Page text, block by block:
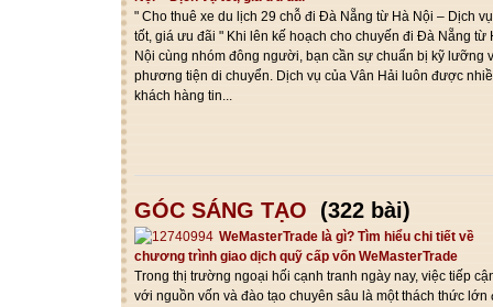
" Cho thuê xe du lịch 29 chỗ đi Đà Nẵng từ Hà Nội – Dịch vụ
tốt, giá ưu đãi " Khi lên kế hoạch cho chuyến đi Đà Nẵng từ
Nội cùng nhóm đông người, bạn cần sự chuẩn bị kỹ lưỡng
phương tiện di chuyển. Dịch vụ của Vân Hải luôn được
khách hàng tin...
GÓC SÁNG TẠO (322 bài)
WeMasterTrade là gì? Tìm hiểu chi tiết về
chương trình giao dịch quỹ cấp vốn WeMasterTrade
Trong thị trường ngoại hối cạnh tranh ngày nay, việc tiếp
với nguồn vốn và đào tạo chuyên sâu là một thách thức lớn